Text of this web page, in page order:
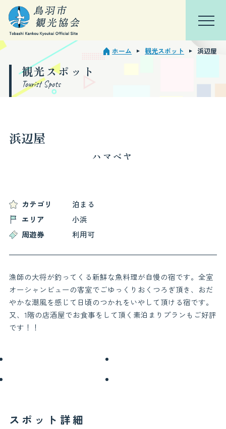
TOP
鳥羽を知る
宿泊観光周遊券
お知らせ
交通アクセス
鳥羽市観光協会について
よくある質問
お問い合わせ
関連リンク
フォトギャラリー
観光スポット
Tourist Spots
ホーム 観光スポット 浜辺屋
浜辺屋
ハマベヤ
カテゴリ
泊まる
エリア
小浜
周遊券
利用可
漁師の大将が釣ってくる新鮮な魚料理が自慢の宿です。全室
オーシャンビューの客室でごゆっくりおくつろぎ頂き、おだ
やかな潮風を感じて日頃のつかれをいやして頂ける宿です。
又、1階の店酒屋でお食事をして頂く素泊まりプランもご好評
です！！
スポット詳細